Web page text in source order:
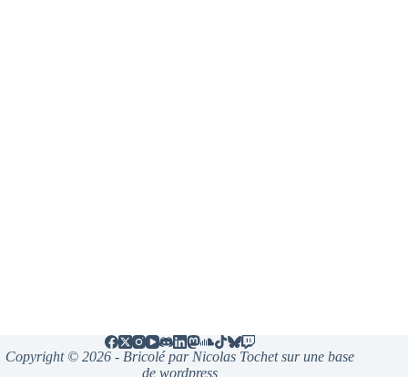
Copyright © 2026 - Bricolé par Nicolas Tochet sur une base
de wordpress